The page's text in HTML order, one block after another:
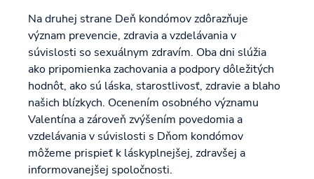
Na druhej strane Deň kondómov zdôrazňuje
význam prevencie, zdravia a vzdelávania v
súvislosti so sexuálnym zdravím. Oba dni slúžia
ako pripomienka zachovania a podpory dôležitých
hodnôt, ako sú láska, starostlivosť, zdravie a blaho
našich blízkych. Ocenením osobného významu
Valentína a zároveň zvýšením povedomia a
vzdelávania v súvislosti s Dňom kondómov
môžeme prispieť k láskyplnejšej, zdravšej a
informovanejšej spoločnosti.